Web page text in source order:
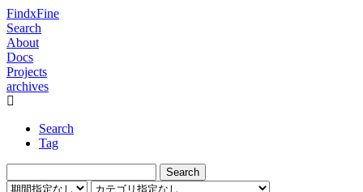
FindxFine
Search
About
Docs
Projects
archives
Search
Tag